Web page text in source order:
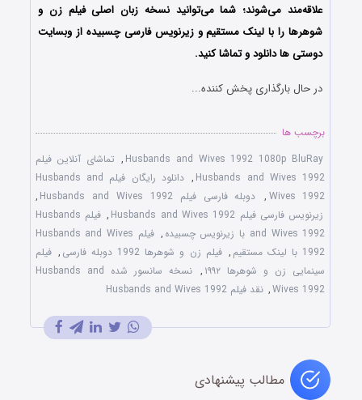
علاقه‌مند می‌شوند؛ شما می‌توانید نسخه زبان اصلی فیلم زن و
شوهرها را با ‌لینک مستقیم و زیرنویس فارسی چسبیده از وبسایت
دوستی ها دانلود و تماشا کنید.
در حال بارگذاری پخش کننده...
برچسب ها
Husbands and Wives 1992 1080p BluRay
, تماشای آنلاین فیلم
Husbands and Wives 1992
,
دانلود رایگان فیلم Husbands and
Wives 1992
, دوبله فارسی فیلم Husbands and Wives 1992
,
زیرنویس فارسی فیلم Husbands and Wives 1992
,
فیلم Husbands
and Wives 1992 با زیرنویس چسبیده
,
فیلم Husbands and Wives
1992 با لینک مستقیم
, فیلم زن و شوهرها 1992 دوبله فارسی , فیلم
سینمایی زن و شوهرها ۱۹۹۲
,
نسخه سانسور شده Husbands and
Wives 1992
, نقد فیلم Husbands and Wives 1992
مطالب پیشنهادی